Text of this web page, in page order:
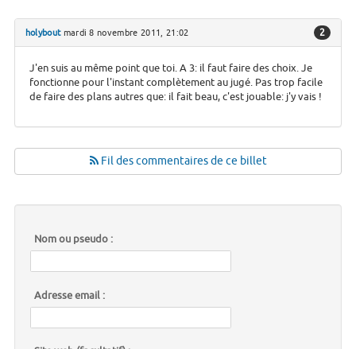
holyboutmardi 8 novembre 2011, 21:02 2
J'en suis au même point que toi. A 3: il faut faire des choix. Je
fonctionne pour l'instant complètement au jugé. Pas trop facile
de faire des plans autres que: il fait beau, c'est jouable: j'y vais !
Fil des commentaires de ce billet
Nom ou pseudo :
Adresse email :